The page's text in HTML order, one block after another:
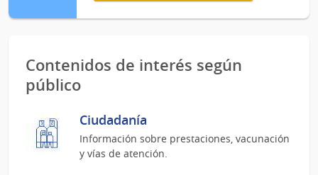
Contenidos de interés según
público
Ciudadanía
Información sobre prestaciones, vacunación
y vías de atención.